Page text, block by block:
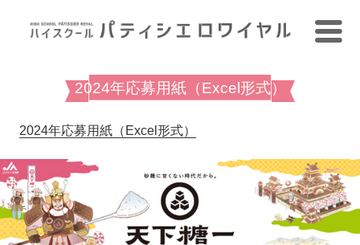
2024年応募用紙（Excel形式）
2024年応募用紙（Excel形式）